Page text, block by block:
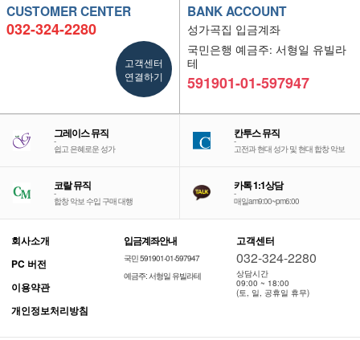
CUSTOMER CENTER
032-324-2280
고객센터
연결하기
BANK ACCOUNT
성가곡집 입금계좌
국민은행 예금주: 서형일 유빌라
테
591901-01-597947
그레이스 뮤직
-
쉽고 은혜로운 성가
칸투스 뮤직
-
고전과 현대 성가 및 현대 합창 악보
코랄 뮤직
-
합창 악보 수입 구매 대행
카톡 1:1상담
-
매일am9:00~pm6:00
회사소개
PC 버전
이용약관
개인정보처리방침
입금계좌안내
국민 591901-01-597947
예금주: 서형일 유빌라테
고객센터
032-324-2280
상담시간
09:00 ~ 18:00
(토, 일, 공휴일 휴무)